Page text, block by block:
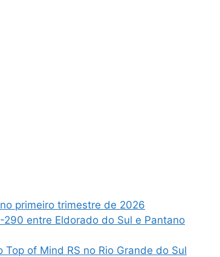
primeiro trimestre de 2026
entre Eldorado do Sul e Pantano
of Mind RS no Rio Grande do Sul